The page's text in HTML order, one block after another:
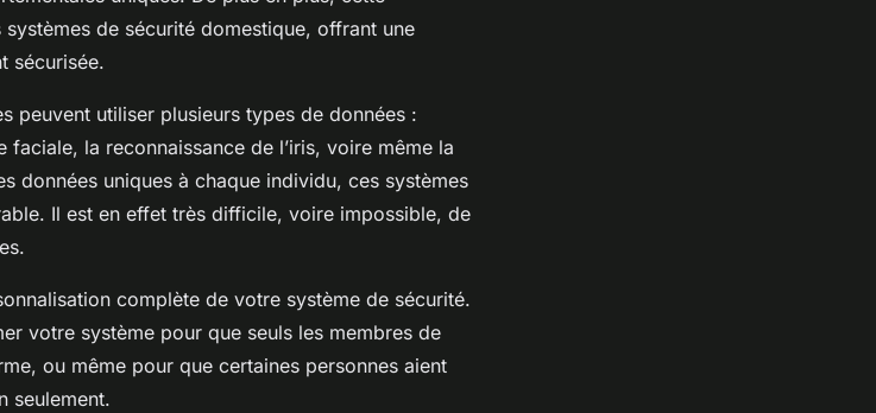
de sécurité domestique, offrant une
sécurisée.
peuvent utiliser plusieurs types de données :
faciale, la reconnaissance de l’iris, voire même la
données uniques à chaque individu, ces systèmes
Il est en effet très difficile, voire impossible, de
complète de votre système de sécurité.
votre système pour que seuls les membres de
ou même pour que certaines personnes aient
seulement.